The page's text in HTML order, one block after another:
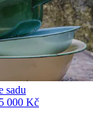
sadu
000 Kč